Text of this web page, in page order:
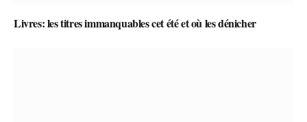
Livres: les titres immanquables cet été et où les dénicher